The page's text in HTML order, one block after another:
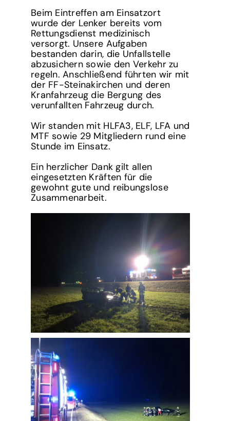
Beim Eintreffen am Einsatzort
wurde der Lenker bereits vom
Rettungsdienst medizinisch
versorgt. Unsere Aufgaben
bestanden darin, die Unfallstelle
abzusichern sowie den Verkehr zu
regeln. Anschließend führten wir mit
der FF-Steinakirchen und deren
Kranfahrzeug die Bergung des
verunfallten Fahrzeug durch.
Wir standen mit HLFA3, ELF, LFA und
MTF sowie 29 Mitgliedern rund eine
Stunde im Einsatz.
Ein herzlicher Dank gilt allen
eingesetzten Kräften für die
gewohnt gute und reibungslose
Zusammenarbeit.